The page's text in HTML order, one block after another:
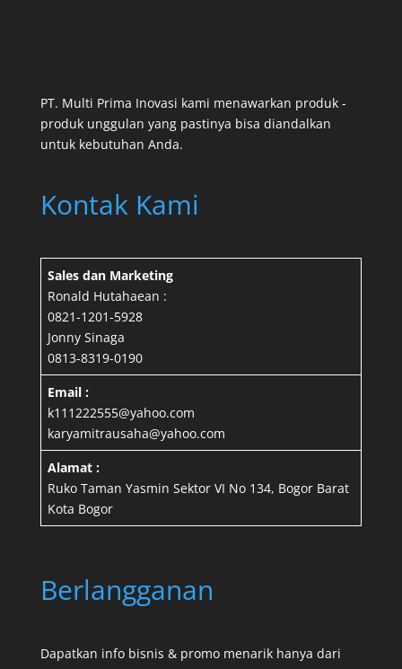
PT. Multi Prima Inovasi kami menawarkan produk -
produk unggulan yang pastinya bisa diandalkan
untuk kebutuhan Anda.
Kontak Kami
Sales dan Marketing
Ronald Hutahaean :
0821-1201-5928
Jonny Sinaga
0813-8319-0190
Email :
k111222555@yahoo.com
karyamitrausaha@yahoo.com
Alamat :
Ruko Taman Yasmin Sektor VI No 134, Bogor Barat
Kota Bogor
Berlangganan
Dapatkan info bisnis & promo menarik hanya dari